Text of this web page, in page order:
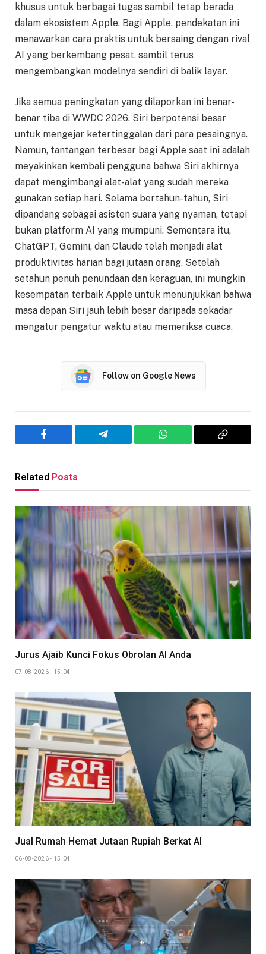
khusus untuk berbagai tugas sambil tetap berada
dalam ekosistem Apple. Bagi Apple, pendekatan ini
menawarkan cara praktis untuk bersaing dengan rival
AI yang berkembang pesat, sambil terus
mengembangkan modelnya sendiri di balik layar.
Jika semua peningkatan yang dilaporkan ini benar-
benar tiba di WWDC 2026, Siri berpotensi besar
untuk mengejar ketertinggalan dari para pesaingnya.
Namun, tantangan terbesar bagi Apple saat ini adalah
meyakinkan kembali pengguna bahwa Siri akhirnya
dapat mengimbangi alat-alat yang sudah mereka
gunakan setiap hari. Selama bertahun-tahun, Siri
dipandang sebagai asisten suara yang nyaman, tetapi
bukan platform AI yang mumpuni. Sementara itu,
ChatGPT, Gemini, dan Claude telah menjadi alat
produktivitas harian bagi jutaan orang. Setelah
setahun penuh penundaan dan keraguan, ini mungkin
kesempatan terbaik Apple untuk menunjukkan bahwa
masa depan Siri jauh lebih besar daripada sekadar
mengatur pengatur waktu atau memeriksa cuaca.
Follow on Google News
Facebook Telegram WhatsApp
Copy
Related Posts
Jurus Ajaib Kunci Fokus Obrolan AI Anda
07-08-2026 - 15.04
Jual Rumah Hemat Jutaan Rupiah Berkat AI
06-08-2026 - 15.04